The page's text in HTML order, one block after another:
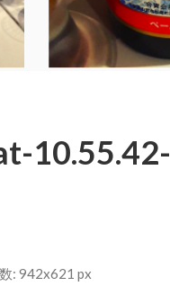
10.55.42-
: 942x621 px